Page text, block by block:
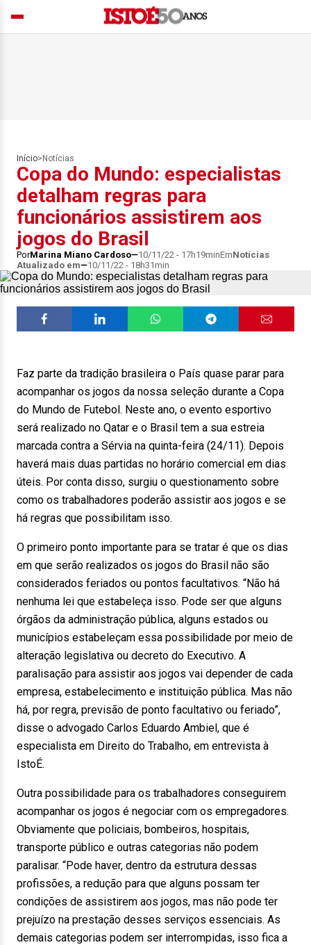
Início> Notícias
Copa do Mundo: especialistas
detalham regras para
funcionários assistirem aos
jogos do Brasil
PorMarina Miano Cardoso 10/11/22 - 17h19minEmNotícias
Atualizado em
10/11/22 - 18h31min
Faz parte da tradição brasileira o País quase parar para
acompanhar os jogos da nossa seleção durante a Copa
do Mundo de Futebol. Neste ano, o evento esportivo
será realizado no Qatar e o Brasil tem a sua estreia
marcada contra a Sérvia na quinta-feira (24/11). Depois
haverá mais duas partidas no horário comercial em dias
úteis. Por conta disso, surgiu o questionamento sobre
como os trabalhadores poderão assistir aos jogos e se
há regras que possibilitam isso.
O primeiro ponto importante para se tratar é que os dias
em que serão realizados os jogos do Brasil não são
considerados feriados ou pontos facultativos. “Não há
nenhuma lei que estabeleça isso. Pode ser que alguns
órgãos da administração pública, alguns estados ou
municípios estabeleçam essa possibilidade por meio de
alteração legislativa ou decreto do Executivo. A
paralisação para assistir aos jogos vai depender de cada
empresa, estabelecimento e instituição pública. Mas não
há, por regra, previsão de ponto facultativo ou feriado”,
disse o advogado Carlos Eduardo Ambiel, que é
especialista em Direito do Trabalho, em entrevista à
IstoÉ.
Outra possibilidade para os trabalhadores conseguirem
acompanhar os jogos é negociar com os empregadores.
Obviamente que policiais, bombeiros, hospitais,
transporte público e outras categorias não podem
paralisar. “Pode haver, dentro da estrutura dessas
profissões, a redução para que alguns possam ter
condições de assistirem aos jogos, mas não pode ter
prejuízo na prestação desses serviços essenciais. As
demais categorias podem ser interrompidas, isso fica a